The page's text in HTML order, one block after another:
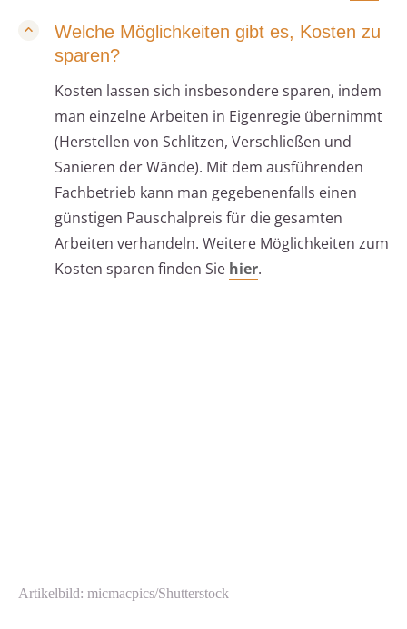
Welche Möglichkeiten gibt es, Kosten zu
sparen?
Kosten lassen sich insbesondere sparen, indem
man einzelne Arbeiten in Eigenregie übernimmt
(Herstellen von Schlitzen, Verschließen und
Sanieren der Wände). Mit dem ausführenden
Fachbetrieb kann man gegebenenfalls einen
günstigen Pauschalpreis für die gesamten
Arbeiten verhandeln. Weitere Möglichkeiten zum
Kosten sparen finden Sie hier.
Artikelbild: micmacpics/Shutterstock